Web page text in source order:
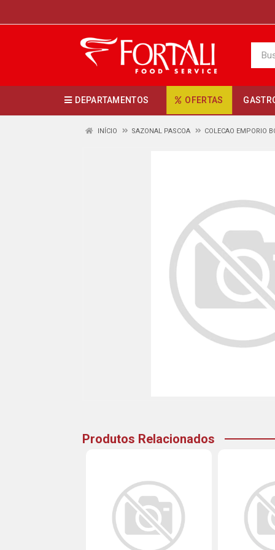
DEPARTAMENTOS OFERTAS
INÍCIO SAZONAL PASCOA COLECAO EMPORIO
Produtos Relacionados